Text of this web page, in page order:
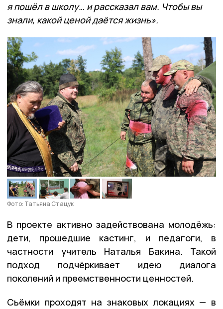
я пошёл в школу… и рассказал вам. Чтобы вы
знали, какой ценой даётся жизнь».
Фото: Татьяна Стацук
В проекте активно задействована молодёжь:
дети, прошедшие кастинг, и педагоги, в
частности учитель Наталья Бакина. Такой
подход подчёркивает идею диалога
поколений и преемственности ценностей.
Съёмки проходят на знаковых локациях — в